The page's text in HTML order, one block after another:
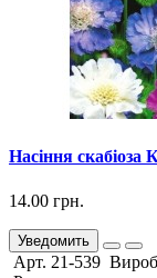
Насіння скабіоза
14.00 грн.
Уведомить
Арт. 21-539